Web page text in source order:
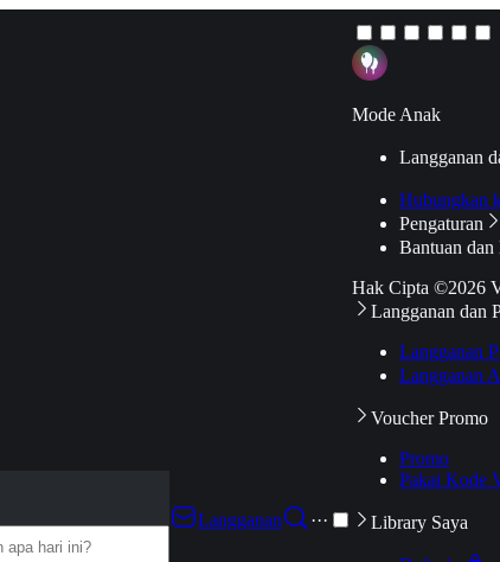
Langganan
···
Mode Anak
Langganan
Hubungkan
Pengaturan
Bantuan dan
Hak Cipta ©2026
Langganan dan
Langganan
Langganan
Voucher Promo
Promo
Pakai Kode
Library Saya